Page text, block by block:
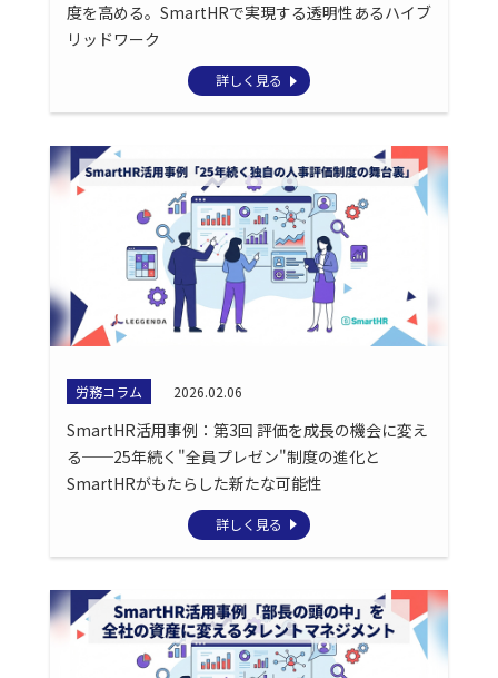
度を高める。SmartHRで実現する透明性あるハイブ
リッドワーク
詳しく見る
労務コラム 2026.02.06
SmartHR活用事例：第3回 評価を成長の機会に変え
る──25年続く"全員プレゼン"制度の進化と
SmartHRがもたらした新たな可能性
詳しく見る